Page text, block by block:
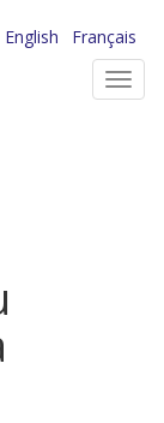
English
Français